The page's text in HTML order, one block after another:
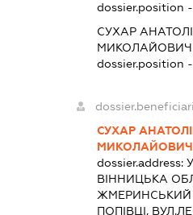
dossier.position -
СУХАР
МИКОЛАЙОВИЧ
dossier.position -
СУХАР
МИКОЛАЙОВИЧ
dossier.address:
ВІННИЦЬКА
ЖМЕРИНСЬКИЙ
ПОПІВЦІ,